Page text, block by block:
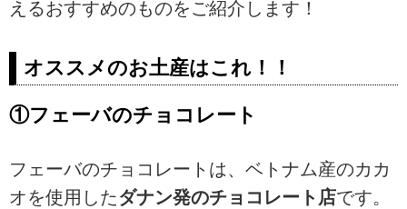
えるおすすめのものをご紹介します！
オススメのお土産はこれ！！
①フェーバのチョコレート
フェーバのチョコレートは、ベトナム産のカカ
オを使用したダナン発のチョコレート店です。